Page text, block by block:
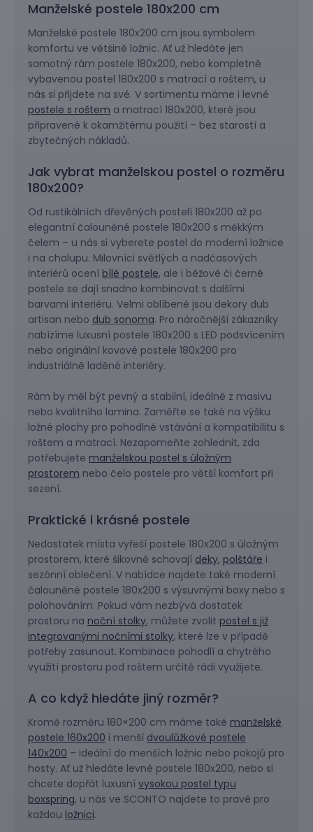
Manželské postele 180x200 cm
Manželské postele 180x200 cm jsou symbolem
komfortu ve většině ložnic. Ať už hledáte jen
samotný rám postele 180x200, nebo kompletně
vybavenou postel 180x200 s matrací a roštem, u
nás si přijdete na své. V sortimentu máme i levné
postele s roštem a matrací 180x200, které jsou
připravené k okamžitému použití – bez starostí a
zbytečných nákladů.
Jak vybrat manželskou postel o rozměru
180x200?
Od rustikálních dřevěných postelí 180x200 až po
elegantní čalouněné postele 180x200 s měkkým
čelem – u nás si vyberete postel do moderní ložnice
i na chalupu. Milovníci světlých a nadčasových
interiérů ocení bílé postele, ale i béžové či černé
postele se dají snadno kombinovat s dalšími
barvami interiéru. Velmi oblíbené jsou dekory dub
artisan nebo dub sonoma. Pro náročnější zákazníky
nabízíme luxusní postele 180x200 s LED podsvícením
nebo originální kovové postele 180x200 pro
industriálně laděné interiéry.
Rám by měl být pevný a stabilní, ideálně z masivu
nebo kvalitního lamina. Zaměřte se také na výšku
ložné plochy pro pohodlné vstávání a kompatibilitu s
roštem a matrací. Nezapomeňte zohlednit, zda
potřebujete manželskou postel s úložným
prostorem nebo čelo postele pro větší komfort při
sezení.
Praktické i krásné postele
Nedostatek místa vyřeší postele 180x200 s úložným
prostorem, které šikovně schovají deky, polštáře i
sezónní oblečení. V nabídce najdete také moderní
čalouněné postele 180x200 s výsuvnými boxy nebo s
polohováním. Pokud vám nezbývá dostatek
prostoru na noční stolky, můžete zvolit postel s již
integrovanými nočními stolky, které lze v případě
potřeby zasunout. Kombinace pohodlí a chytrého
využití prostoru pod roštem určitě rádi využijete.
A co když hledáte jiný rozměr?
Kromě rozměru 180×200 cm máme také manželské
postele 160x200 i menší dvoulůžkové postele
140x200 – ideální do menších ložnic nebo pokojů pro
hosty. Ať už hledáte levné postele 180x200, nebo si
chcete dopřát luxusní vysokou postel typu
boxspring, u nás ve SCONTO najdete to pravé pro
každou ložnici.